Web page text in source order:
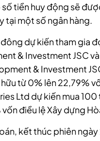
số tiền huy động sẽ
tại một số ngân hàng.
dự kiến tham gia
& Investment JSC
& Investment
từ 0% lên 22,79%
Ltd dự kiến mua
điều lệ Xây dựng
kết thúc phiên